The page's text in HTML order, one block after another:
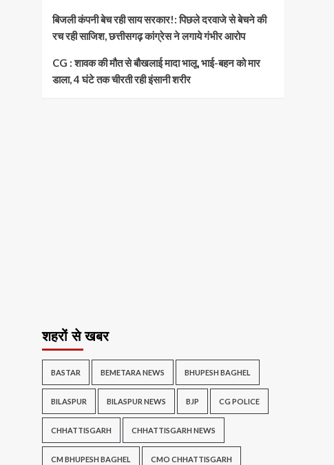
बिजली कंपनी बेच रही साय सरकार!: पिछले दरवाजे से बेचने की
रच रही साजिश, छत्तीसगढ़ कांग्रेस ने लगाये गंभीर आरोप
CG : शावक की मौत से बौखलाई मादा भालू, भाई-बहन को मार
डाला, 4 घंटे तक चीरती रही इंसानी शरीर
शहरों से खबर
BASTAR BEMETARA NEWS BHUPESH BAGHEL
BILASPUR BILASPUR NEWS BJP CG POLICE
CHHATTISGARH CHHATTISGARH NEWS
CM BHUPESH BAGHEL CMO CHHATTISGARH